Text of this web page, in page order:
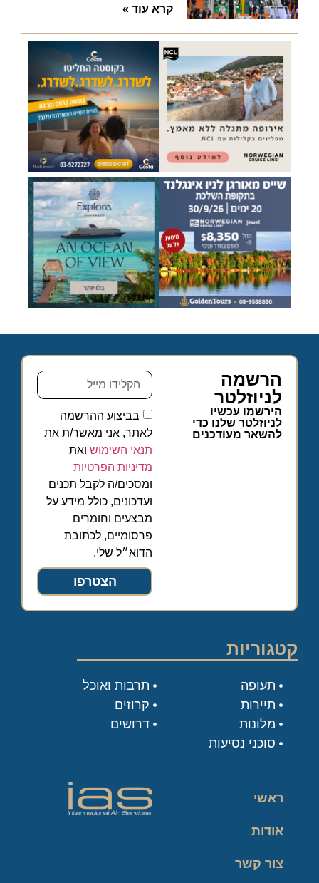
קרא עוד »
הרשמה
לניוזלטר
הירשמו עכשיו
לניוזלטר שלנו כדי
להשאר מעודכנים
בביצוע ההרשמה
לאתר, אני מאשר/ת את
תנאי השימוש ואת
מדיניות הפרטיות
ומסכים/ה לקבל תכנים
ועדכונים, כולל מידע על
מבצעים וחומרים
פרסומיים, לכתובת
הדוא״ל שלי.
הצטרפו
קטגוריות
תעופה
תיירות
מלונות
סוכני נסיעות
תרבות ואוכל
קרוזים
דרושים
ראשי
אודות
צור קשר